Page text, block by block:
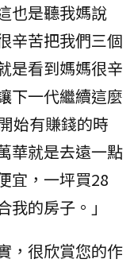
也是聽我媽說
辛苦把我們三個
是看到媽媽很辛
下一代繼續這麼
始有賺錢的時
華就是去遠一點
宜，一坪買28
的房子。」
，很欣賞您的作